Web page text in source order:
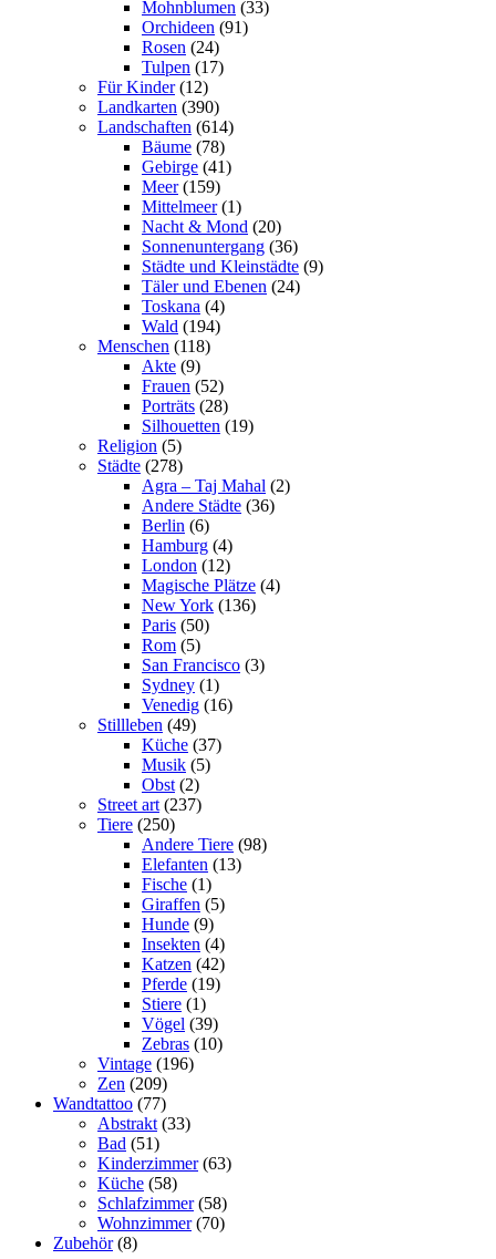
Mohnblumen (33)
Orchideen (91)
Rosen (24)
Tulpen (17)
Für Kinder (12)
Landkarten (390)
Landschaften (614)
Bäume (78)
Gebirge (41)
Meer (159)
Mittelmeer (1)
Nacht & Mond (20)
Sonnenuntergang (36)
Städte und Kleinstädte (9)
Täler und Ebenen (24)
Toskana (4)
Wald (194)
Menschen (118)
Akte (9)
Frauen (52)
Porträts (28)
Silhouetten (19)
Religion (5)
Städte (278)
Agra – Taj Mahal (2)
Andere Städte (36)
Berlin (6)
Hamburg (4)
London (12)
Magische Plätze (4)
New York (136)
Paris (50)
Rom (5)
San Francisco (3)
Sydney (1)
Venedig (16)
Stillleben (49)
Küche (37)
Musik (5)
Obst (2)
Street art (237)
Tiere (250)
Andere Tiere (98)
Elefanten (13)
Fische (1)
Giraffen (5)
Hunde (9)
Insekten (4)
Katzen (42)
Pferde (19)
Stiere (1)
Vögel (39)
Zebras (10)
Vintage (196)
Zen (209)
Wandtattoo (77)
Abstrakt (33)
Bad (51)
Kinderzimmer (63)
Küche (58)
Schlafzimmer (58)
Wohnzimmer (70)
Zubehör (8)